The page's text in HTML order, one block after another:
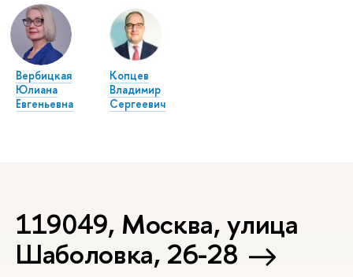
Вербицкая
Юлиана
Евгеньевна
Копцев
Владимир
Сергеевич
119049, Москва, улица
Шаболовка, 26-28